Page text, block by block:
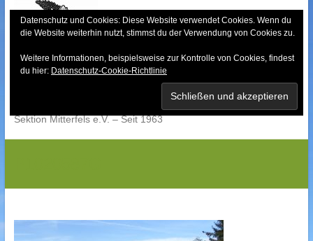
content
Bayerischer Wald-
Sektion Mitterfels e.V. – Seit 1963
Datenschutz und Cookies: Diese Website verwendet Cookies. Wenn du
die Website weiterhin nutzt, stimmst du der Verwendung von Cookies zu.
Weitere Informationen, beispielsweise zur Kontrolle von Cookies, findest
du hier: Datenschutz-Cookie-Richtlinie